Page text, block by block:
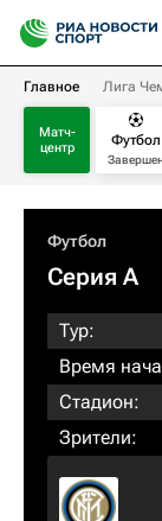
Главное Лига
Матч-
центр
Футбол
Завершен
Футбол
Серия А
Тур:
Время
Стадион:
Зрители: